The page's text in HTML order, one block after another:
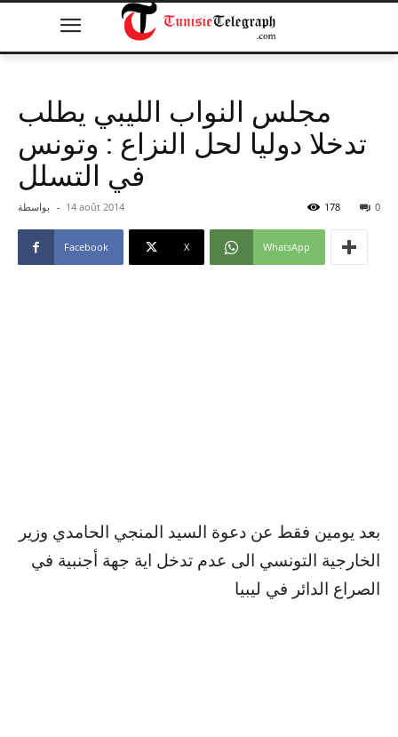
مجلس النواب الليبي يطلب
تدخلا دوليا لحل النزاع : وتونس
في التسلل
بواسطة - 14 août 2014 0
178
Facebook X WhatsApp
بعد يومين فقط عن دعوة السيد المنجي الحامدي وزير
الخارجية التونسي الى عدم تدخل اية جهة أجنبية في
الصراع الدائر في ليبيا